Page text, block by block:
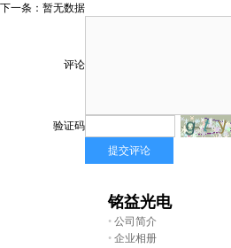
下一条：暂无数据
评论
验证码
铭益光电
• 公司简介
• 企业相册